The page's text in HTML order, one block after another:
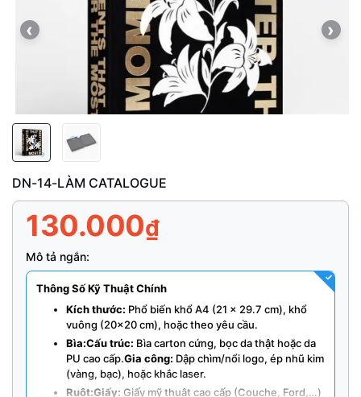
‹ ›
DN-14-LÀM CATALOGUE
130.000₫
Mô tả ngắn:
Thông Số Kỹ Thuật Chính
Kích thước: Phổ biến khổ A4 (21 x 29.7 cm), khổ
vuông (20×20 cm), hoặc theo yêu cầu.
Bìa:Cấu trúc: Bìa carton cứng, bọc da thật hoặc da
PU cao cấp.Gia công: Dập chìm/nổi logo, ép nhũ kim
(vàng, bạc), hoặc khắc laser.
Ruột:Giấy: Giấy mỹ thuật cao cấp (Couche, Ford,…)